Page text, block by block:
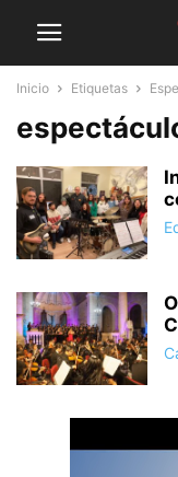
Inicio Etiquetas